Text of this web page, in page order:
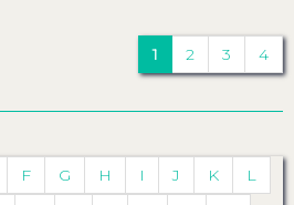
1 2 3 4
F G H I J K
L